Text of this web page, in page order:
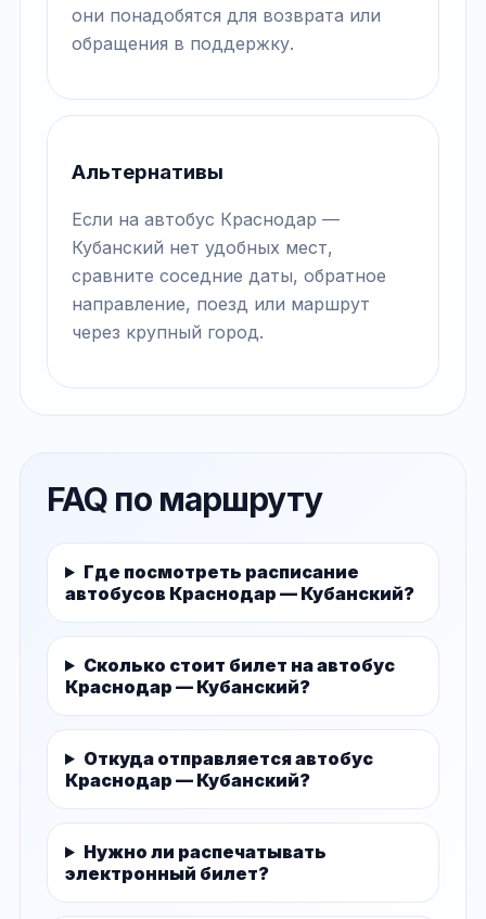
они понадобятся для возврата или
обращения в поддержку.
Альтернативы
Если на автобус Краснодар —
Кубанский нет удобных мест,
сравните соседние даты, обратное
направление, поезд или маршрут
через крупный город.
FAQ по маршруту
Где посмотреть расписание
автобусов Краснодар — Кубанский?
Сколько стоит билет на автобус
Краснодар — Кубанский?
Откуда отправляется автобус
Краснодар — Кубанский?
Нужно ли распечатывать
электронный билет?